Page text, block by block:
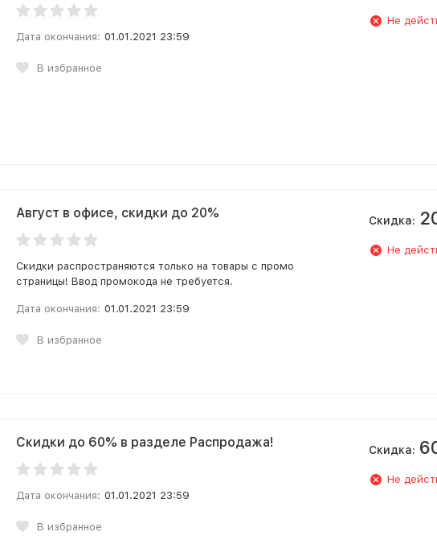
Дата окончания: 01.01.2021 23:59
В избранное
Не
Август в офисе, скидки до 20%
Скидки распространяются только на товары с промо
страницы! Ввод промокода не требуется.
Дата окончания: 01.01.2021 23:59
В избранное
Скидка:
Не
Скидки до 60% в разделе Распродажа!
Дата окончания: 01.01.2021 23:59
В избранное
Скидка:
Не